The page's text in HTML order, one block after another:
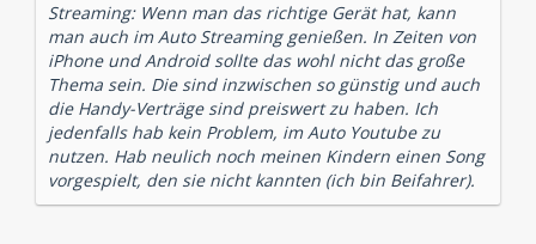
Streaming: Wenn man das richtige Gerät hat, kann
man auch im Auto Streaming genießen. In Zeiten von
iPhone und Android sollte das wohl nicht das große
Thema sein. Die sind inzwischen so günstig und auch
die Handy-Verträge sind preiswert zu haben. Ich
jedenfalls hab kein Problem, im Auto Youtube zu
nutzen. Hab neulich noch meinen Kindern einen Song
vorgespielt, den sie nicht kannten (ich bin Beifahrer).